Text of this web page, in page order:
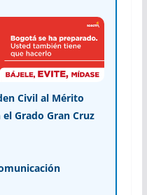
Civil al Mérito
Grado Gran Cruz